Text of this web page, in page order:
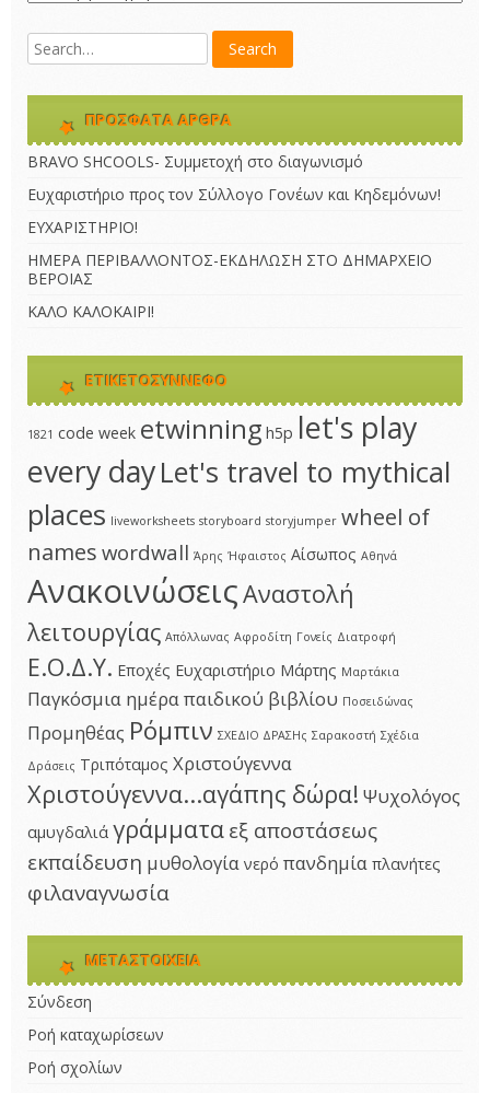
ΠΡΌΣΦΑΤΑ ΆΡΘΡΑ
BRAVO SHCOOLS- Συμμετοχή στο διαγωνισμό
Ευχαριστήριο προς τον Σύλλογο Γονέων και Κηδεμόνων!
ΕΥΧΑΡΙΣΤΗΡΙΟ!
ΗΜΕΡΑ ΠΕΡΙΒΑΛΛΟΝΤΟΣ-ΕΚΔΗΛΩΣΗ ΣΤΟ ΔΗΜΑΡΧΕΙΟ
ΒΕΡΟΙΑΣ
ΚΑΛΟ ΚΑΛΟΚΑΙΡΙ!
ΕΤΙΚΕΤΟΣΎΝΝΕΦΟ
1821 code week etwinning h5p let's play
every dayLet's travel to mythical
places liveworksheets storyboard storyjumper wheel of
names wordwall Άρης Ήφαιστος Αίσωπος Αθηνά
ΑνακοινώσειςΑναστολή
λειτουργίας Απόλλωνας Αφροδίτη Γονείς Διατροφή
Ε.Ο.Δ.Υ. Εποχές Ευχαριστήριο Μάρτης Μαρτάκια
Παγκόσμια ημέρα παιδικού βιβλίου Ποσειδώνας
Προμηθέας Ρόμπιν ΣΧΕΔΙΟ ΔΡΑΣΗς Σαρακοστή Σχέδια
Δράσεις Τριπόταμος Χριστούγεννα
Χριστούγεννα...αγάπης δώρα! Ψυχολόγος
αμυγδαλιά γράμματα εξ αποστάσεως
εκπαίδευση μυθολογία νερό πανδημία πλανήτες
φιλαναγνωσία
ΜΕΤΑΣΤΟΙΧΕΊΑ
Σύνδεση
Ροή καταχωρίσεων
Ροή σχολίων